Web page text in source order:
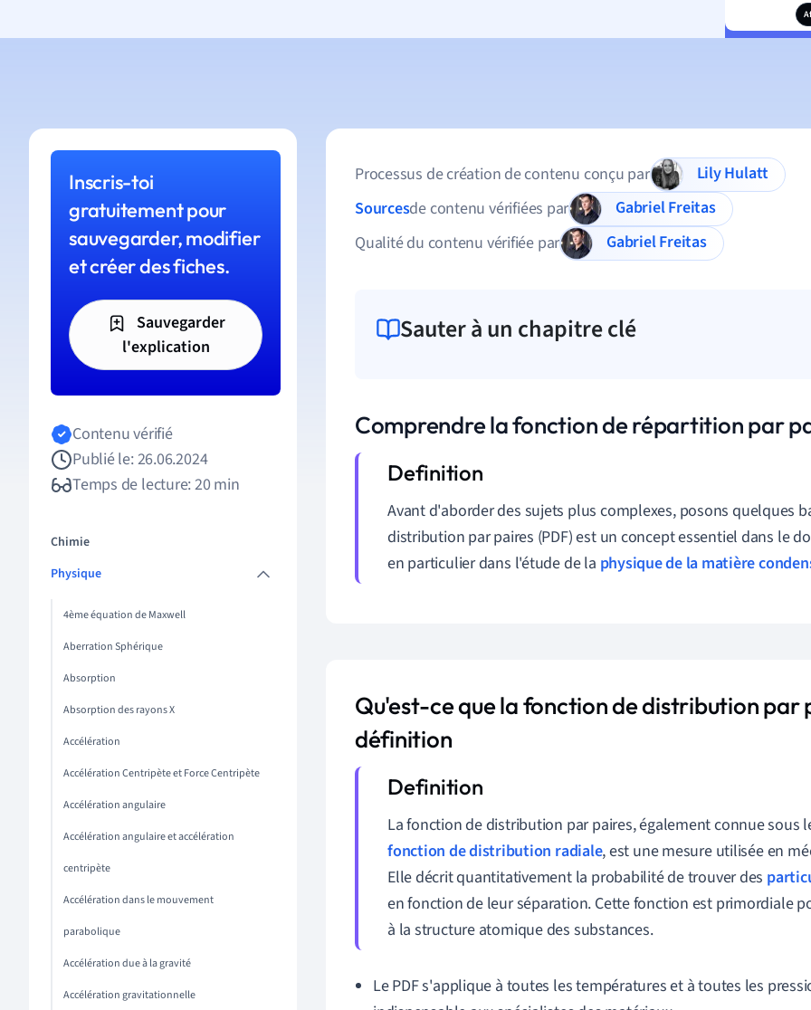
Inscris-toi
gratuitement pour
sauvegarder, modifier
et créer des fiches.
Sauvegarder
l'explication
Contenu vérifié
Publié le: 26.06.2024
Temps de lecture: 20 min
Chimie
Physique
4ème équation de Maxwell
Aberration Sphérique
Absorption
Absorption des rayons X
Accélération
Accélération Centripète et Force Centripète
Accélération angulaire
Accélération angulaire et accélération
centripète
Accélération dans le mouvement
parabolique
Accélération due à la gravité
Accélération gravitationnelle
Processus de création de contenu conçu par
Lily Hulatt
Sourcesde contenu vérifiées par
Gabriel Freitas
Qualité du contenu vérifiée par
Gabriel Freitas
Sauter à un chapitre clé
Comprendre la fonction de répartition par
Avant d'aborder des sujets plus complexes, posons quelques
distribution par paires (PDF) est un concept essentiel dans le
en particulier dans l'étude de la physique de la matière
Qu'est-ce que la fonction de distribution par
définition
La fonction de distribution par paires, également connue sous
fonction de distribution radiale, est une mesure utilisée en
Elle décrit quantitativement la probabilité de trouver des
en fonction de leur séparation. Cette fonction est primordiale
à la structure atomique des substances.
Le PDF s'applique à toutes les températures et à toutes les